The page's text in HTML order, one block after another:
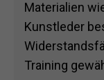
Materialien
Kunstleder
Training